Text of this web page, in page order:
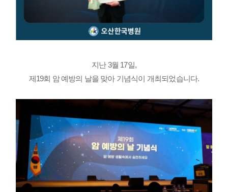
지난 3월 17일,
제19회 암 예방의 날을 맞아 기념식이 개최되었습니다.